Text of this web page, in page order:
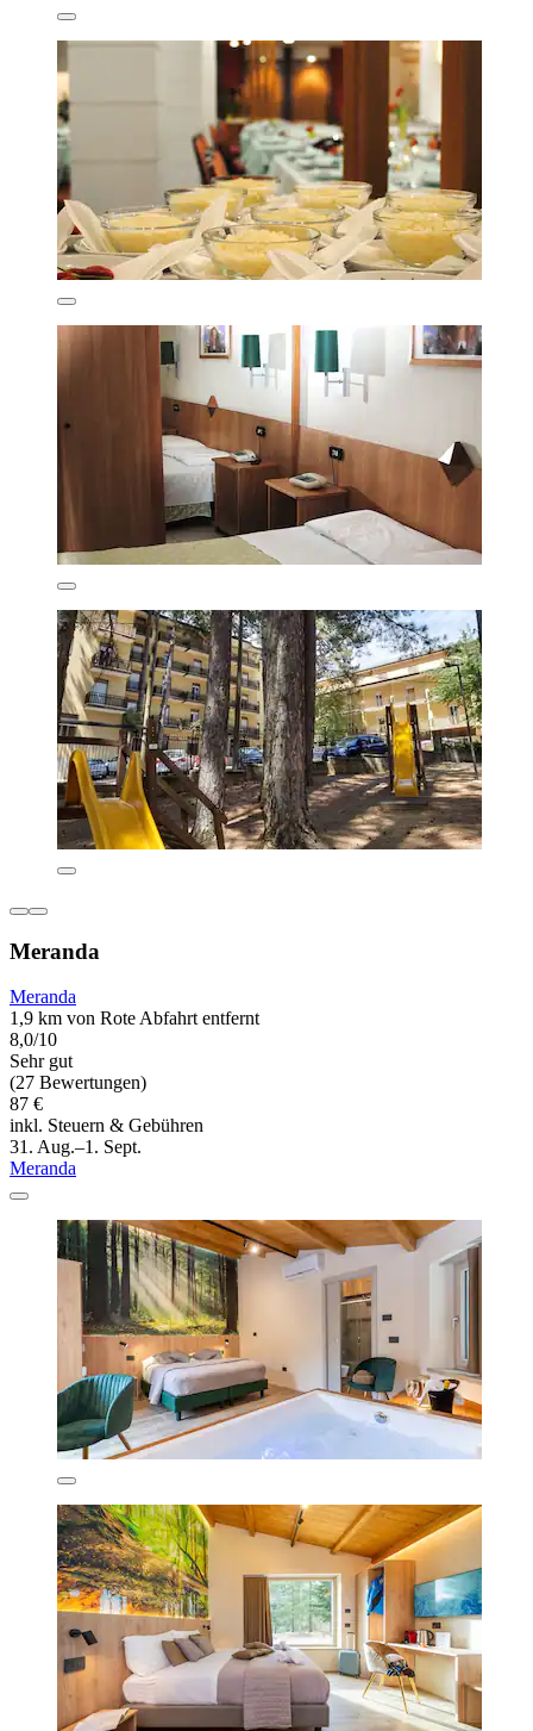
Meranda
Meranda
1,9 km von Rote Abfahrt entfernt
8,0/10
Sehr gut
(27 Bewertungen)
87 €
inkl. Steuern & Gebühren
31. Aug.–1. Sept.
Meranda